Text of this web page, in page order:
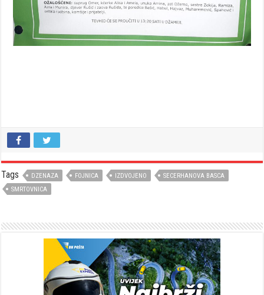
Tags DZENAZA FOJNICA IZDVOJENO
SECERHANOVA BASCA
SMRTOVNICA